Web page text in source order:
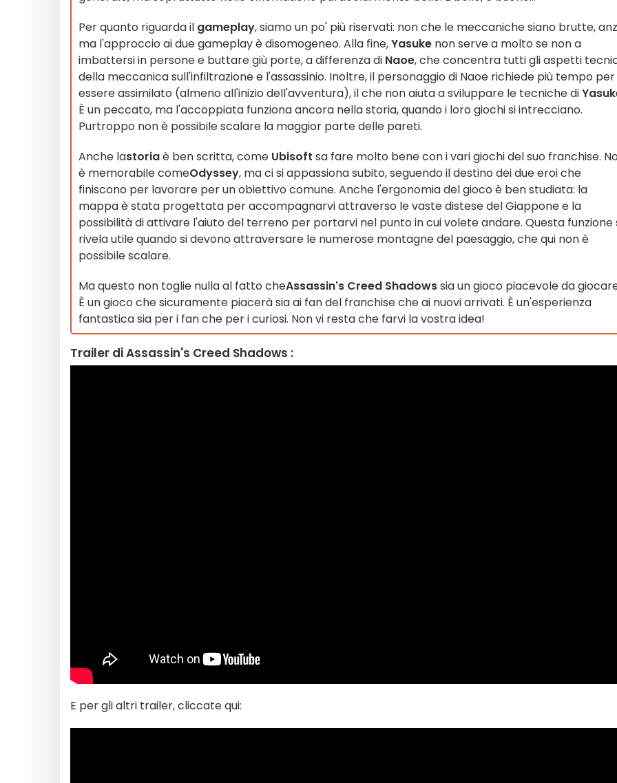
Per quanto riguarda il gameplay, siamo un po' più riservati: non che le meccaniche siano brutte,
ma l'approccio ai due gameplay è disomogeneo. Alla fine,Yasuke non serve a molto se non a
imbattersi in persone e buttare giù porte, a differenza di Naoe, che concentra tutti gli aspetti
della meccanica sull'infiltrazione e l'assassinio. Inoltre, il personaggio di Naoe richiede più tempo per
essere assimilato (almeno all'inizio dell'avventura), il che non aiuta a sviluppare le tecniche di
È un peccato, ma l'accoppiata funziona ancora nella storia, quando i loro giochi si intrecciano.
Purtroppo non è possibile scalare la maggior parte delle pareti.
Anche lastoriaè ben scritta, come Ubisoft sa fare molto bene con i vari giochi del suo franchise.
è memorabile comeOdyssey, ma ci si appassiona subito, seguendo il destino dei due eroi che
finiscono per lavorare per un obiettivo comune. Anche l'ergonomia del gioco è ben studiata: la
mappa è stata progettata per accompagnarvi attraverso le vaste distese del Giappone e la
possibilità di attivare l'aiuto del terreno per portarvi nel punto in cui volete andare. Questa funzione
rivela utile quando si devono attraversare le numerose montagne del paesaggio, che qui non è
possibile scalare.
Ma questo non toglie nulla al fatto cheAssassin's Creed Shadowssia un gioco piacevole da
È un gioco che sicuramente piacerà sia ai fan del franchise che ai nuovi arrivati. È un'esperienza
fantastica sia per i fan che per i curiosi. Non vi resta che farvi la vostra idea!
Trailer di Assassin's Creed Shadows :
E per gli altri trailer, cliccate qui: